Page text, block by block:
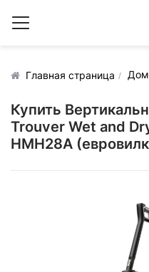
Главная страница
Купить
Trouver Wet and
HMH28A